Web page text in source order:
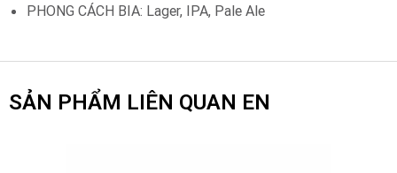
PHONG CÁCH BIA: Lager, IPA, Pale Ale
SẢN PHẨM LIÊN QUAN EN